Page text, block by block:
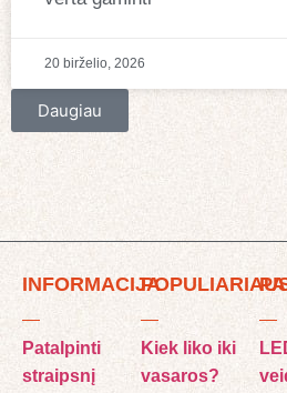
20 birželio, 2026
Daugiau
INFORMACIJA
Patalpinti
straipsnį
Kiek liko iki
vasaros?